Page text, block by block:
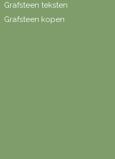
Grafsteen teksten
Grafsteen kopen